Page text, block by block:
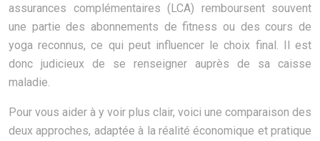
assurances complémentaires (LCA) remboursent souvent
une partie des abonnements de fitness ou des cours de
yoga reconnus, ce qui peut influencer le choix final. Il est
donc judicieux de se renseigner auprès de sa caisse
maladie.
Pour vous aider à y voir plus clair, voici une comparaison des
deux approches, adaptée à la réalité économique et pratique